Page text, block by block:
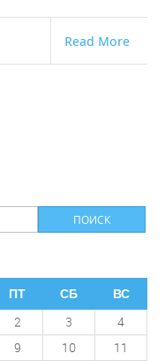
Read More
ПТ СБ
ВС
2 3
4
9 10
11